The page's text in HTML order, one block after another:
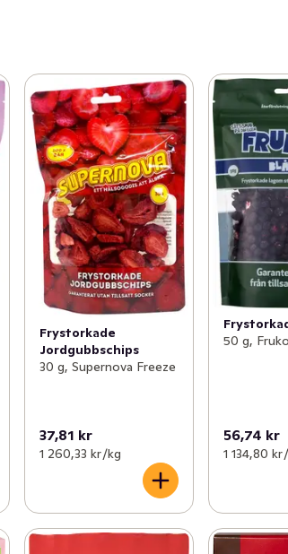
Frystorkade
Jordgubbschips
30 g, Supernova Freeze
37,81 kr
1 260,33 kr /kg
50 g,
56,74 kr
1 134,80 kr